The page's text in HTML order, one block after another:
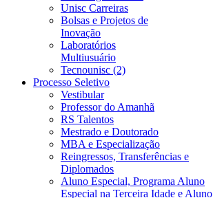
Unisc Carreiras
Bolsas e Projetos de
Inovação
Laboratórios
Multiusuário
Tecnounisc (2)
Processo Seletivo
Vestibular
Professor do Amanhã
RS Talentos
Mestrado e Doutorado
MBA e Especialização
Reingressos, Transferências e
Diplomados
Aluno Especial, Programa Aluno
Especial na Terceira Idade e Aluno